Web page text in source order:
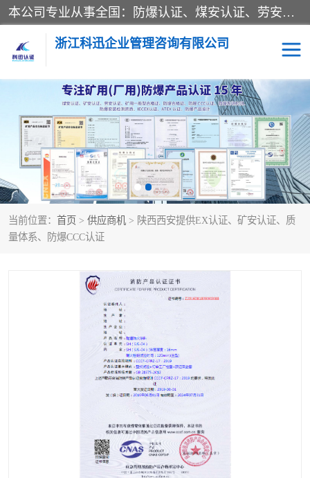
本公司专业从事全国：防爆认证、煤安认证、劳安认证、体系认证、产品认证、ATEX认证、IECEX认证、消防产品认证、生产认可证、验厂指导、认证技术支持、企业管理策划等一站式咨询服务。 用我们的智慧、经验、真诚与勤恳，分享成长的喜悦！ 全国24小时咨询热线：* 认证咨询：张老师（全国*）
浙江科迅企业管理咨询有限公司
当前位置： 首页 > 供应商机 > 陕西西安提供EX认证、矿安认证、质
量体系、防爆CCC认证
煤安认证 防爆CCC认证
防爆合格证 矿安认证
劳安认证